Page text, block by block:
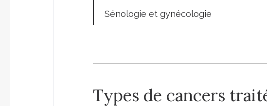
Sénologie et gynécologie
Types de cancers